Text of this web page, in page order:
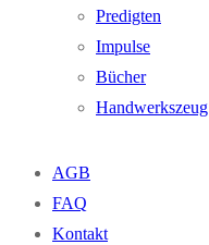
Predigten
Impulse
Bücher
Handwerkszeug
AGB
FAQ
Kontakt